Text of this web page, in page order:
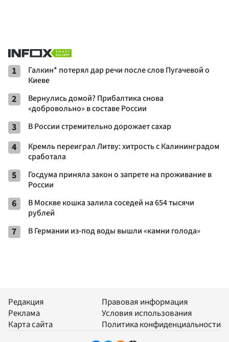
1
Галкин* потерял дар речи после слов Пугачевой о
Киеве
2
Вернулись домой? Прибалтика снова
«добровольно» в составе России
3 В России стремительно дорожает сахар
4
Кремль переиграл Литву: хитрость с Калининградом
сработала
5
Госдума приняла закон о запрете на проживание в
России
6
В Москве кошка залила соседей на 654 тысячи
рублей
7 В Германии из-под воды вышли «камни голода»
Редакция
Реклама
Карта сайта
Правовая информация
Условия использования
Политика конфиденциальности